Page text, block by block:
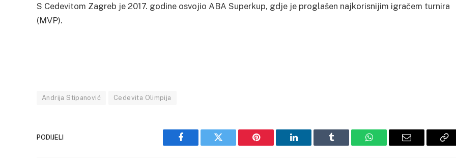
S Cedevitom Zagreb je 2017. godine osvojio ABA Superkup, gdje je proglašen najkorisnijim igračem turnira
(MVP).
Andrija Stipanović Cedevita Olimpija
PODIJELI
Facebook Twitter Pinterest LinkedIn Tumblr WhatsAppEmail